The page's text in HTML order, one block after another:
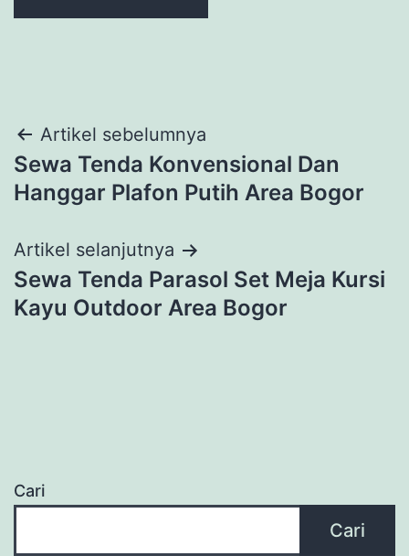
Navigasi
pos
Artikel sebelumnya
Sewa Tenda Konvensional Dan
Hanggar Plafon Putih Area Bogor
Artikel selanjutnya
Sewa Tenda Parasol Set Meja Kursi
Kayu Outdoor Area Bogor
Cari
Cari